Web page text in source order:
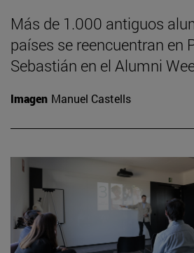
Más de 1.000 antiguos
países se reencuentran en
Sebastián en el Alumni
Imagen Manuel Castells